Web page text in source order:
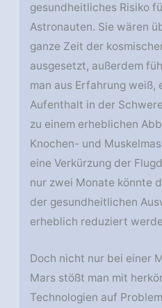
gesundheitliches Risiko
Astronauten. Sie wären
ganze Zeit der
ausgesetzt, außerdem
man aus Erfahrung weiß,
Aufenthalt in der
zu einem erheblichen
Knochen- und
eine Verkürzung der
nur zwei Monate könnte
der gesundheitlichen
erheblich reduziert
Doch nicht nur bei einer
Mars stößt man mit
Technologien auf